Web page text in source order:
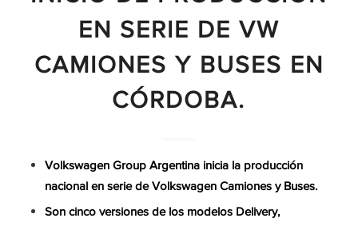
EN SERIE DE VW
CAMIONES Y BUSES EN
CÓRDOBA.
Volkswagen Group Argentina inicia la producción
nacional en serie de Volkswagen Camiones y Buses.
Son cinco versiones de los modelos Delivery,